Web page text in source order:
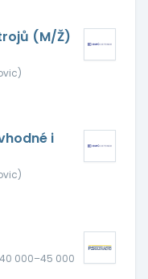
(M/Ž)
i
40 000–45 000